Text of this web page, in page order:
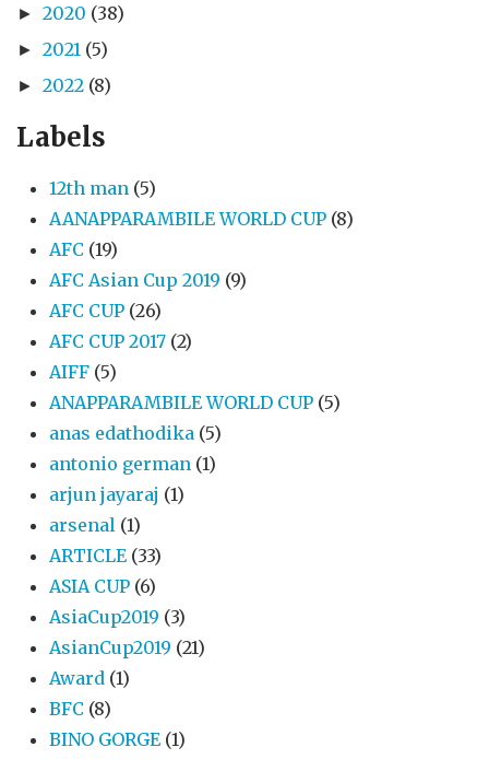
► 2020 (38)
► 2021 (5)
► 2022 (8)
Labels
12th man (5)
AANAPPARAMBILE WORLD CUP (8)
AFC (19)
AFC Asian Cup 2019 (9)
AFC CUP (26)
AFC CUP 2017 (2)
AIFF (5)
ANAPPARAMBILE WORLD CUP (5)
anas edathodika (5)
antonio german (1)
arjun jayaraj (1)
arsenal (1)
ARTICLE (33)
ASIA CUP (6)
AsiaCup2019 (3)
AsianCup2019 (21)
Award (1)
BFC (8)
BINO GORGE (1)